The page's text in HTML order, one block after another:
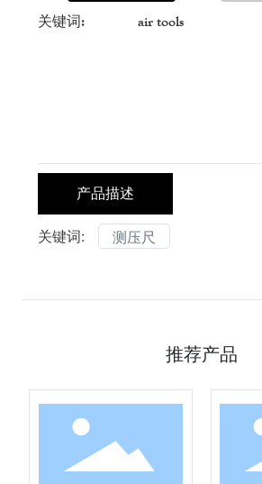
关键词: air tools
产品描述
关键词: 测压尺
推荐产品